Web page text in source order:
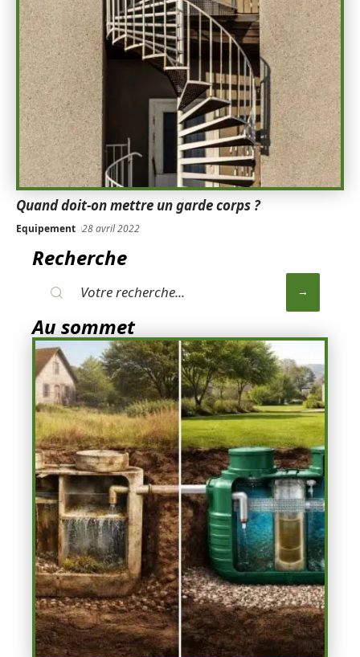
Quand doit-on mettre un garde corps ?
Equipement 28 avril 2022
Recherche
Au sommet